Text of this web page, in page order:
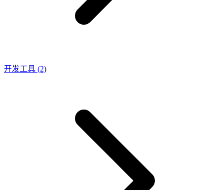
开发工具 (2)